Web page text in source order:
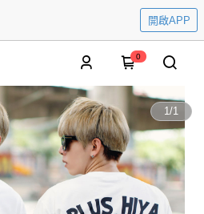
開啟APP
0
1/1